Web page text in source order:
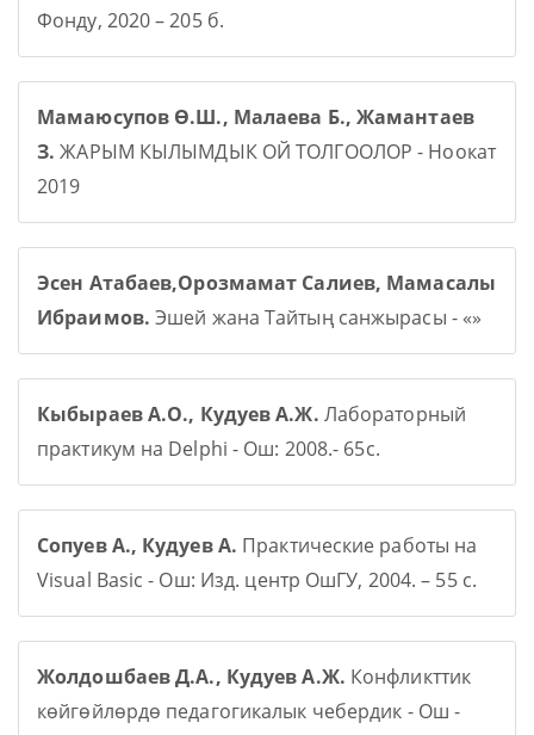
Фонду, 2020 – 205 б.
Мамаюсупов Ө.Ш., Малаева Б., Жамантаев
З. ЖАРЫМ КЫЛЫМДЫК ОЙ ТОЛГООЛОР - Ноокат
2019
Эсен Атабаев,Орозмамат Салиев, Мамасалы
Ибраимов. Эшей жана Тайтың санжырасы - «»
Кыбыраев А.О., Кудуев А.Ж. Лабораторный
практикум на Delphi - Ош: 2008.- 65с.
Сопуев А., Кудуев А. Практические работы на
Visual Basic - Ош: Изд. центр ОшГУ, 2004. – 55 с.
Жолдошбаев Д.А., Кудуев А.Ж. Конфликттик
көйгөйлөрдө педагогикалык чебердик - Ош -